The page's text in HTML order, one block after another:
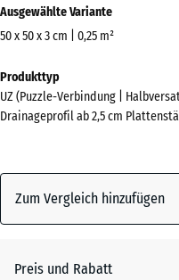
Informationen
zu
Farben?
Farbpalette
Schiefergrau(active)
Ausgewählte Variante
50 x 50 x 3 cm | 0,25 m²
Abmessungen
für
den
x
540
Produkttyp
UZ (Puzzle-Verbindung |
Drainageprofil ab 2,5 cm
Zum Vergleich hinzufügen
Preis und Rabatt